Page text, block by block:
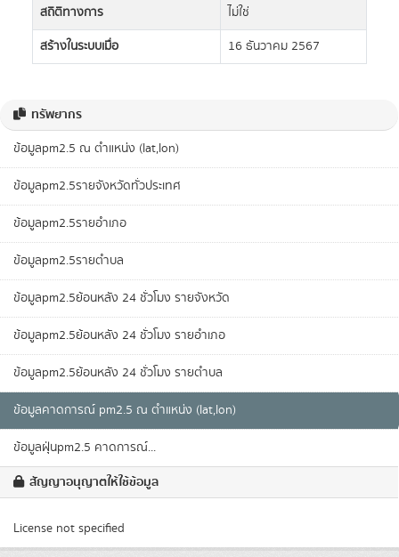
ทรัพยากร
ข้อมูลpm2.5 ณ ตำแหน่ง (lat,lon)
ข้อมูลpm2.5รายจังหวัดทั่วประเทศ
ข้อมูลpm2.5รายอำเภอ
ข้อมูลpm2.5รายตำบล
ข้อมูลpm2.5ย้อนหลัง 24 ชั่วโมง รายจังหวัด
ข้อมูลpm2.5ย้อนหลัง 24 ชั่วโมง รายอำเภอ
ข้อมูลpm2.5ย้อนหลัง 24 ชั่วโมง รายตำบล
ข้อมูลคาดการณ์ pm2.5 ณ ตำแหน่ง (lat,lon)
ข้อมูลฝุ่นpm2.5 คาดการณ์...
สัญญาอนุญาตให้ใช้ข้อมูล
License not specified
สถิติทางการ
ไม่ใช่
สร้างในระบบเมื่อ
16 ธันวาคม 2567